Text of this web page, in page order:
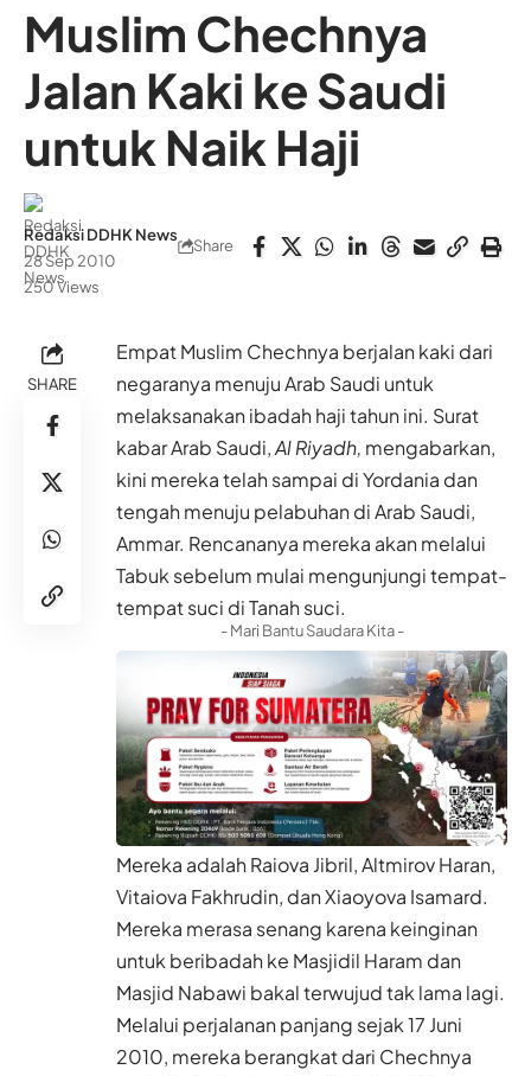
Muslim Chechnya
Jalan Kaki ke Saudi
untuk Naik Haji
Redaksi DDHK News
28 Sep 2010
250 Views
Share
SHARE
Empat Muslim Chechnya berjalan kaki dari
negaranya menuju Arab Saudi untuk
melaksanakan ibadah haji tahun ini. Surat
kabar Arab Saudi,Al Riyadh, mengabarkan,
kini mereka telah sampai di Yordania dan
tengah menuju pelabuhan di Arab Saudi,
Ammar. Rencananya mereka akan melalui
Tabuk sebelum mulai mengunjungi tempat-
tempat suci di Tanah suci.
- Mari Bantu Saudara Kita -
Mereka adalah Raiova Jibril, Altmirov Haran,
Vitaiova Fakhrudin, dan Xiaoyova Isamard.
Mereka merasa senang karena keinginan
untuk beribadah ke Masjidil Haram dan
Masjid Nabawi bakal terwujud tak lama lagi.
Melalui perjalanan panjang sejak 17 Juni
2010, mereka berangkat dari Chechnya